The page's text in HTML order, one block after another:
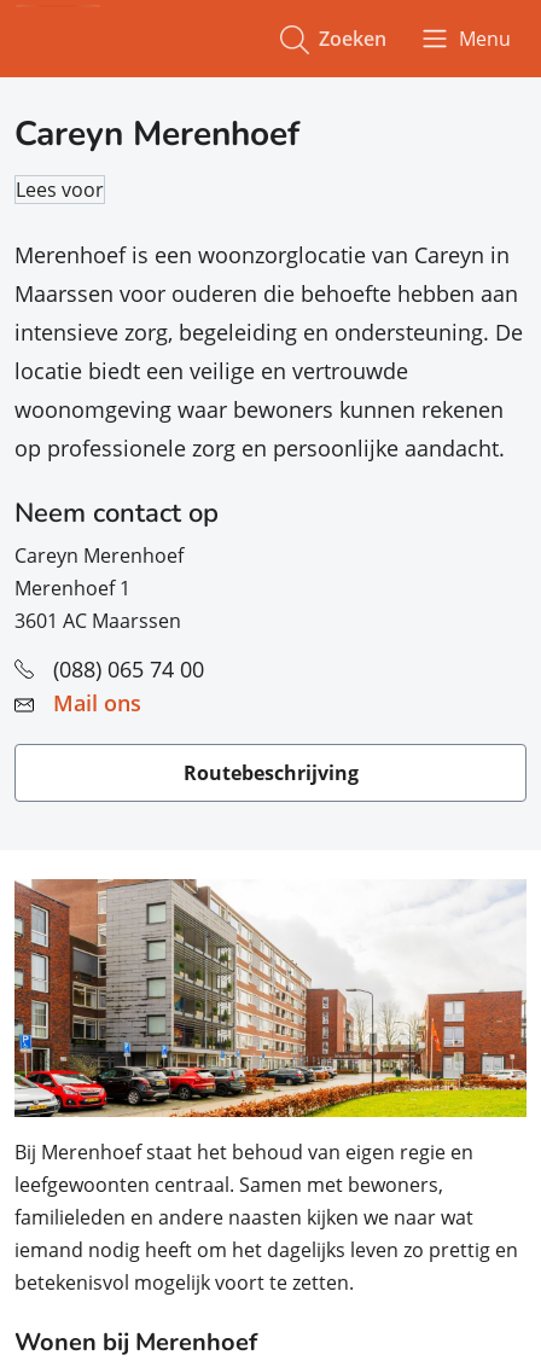
Zoeken Menu
Careyn Merenhoef
Lees voor
Merenhoef is een woonzorglocatie van Careyn in
Maarssen voor ouderen die behoefte hebben aan
intensieve zorg, begeleiding en ondersteuning. De
locatie biedt een veilige en vertrouwde
woonomgeving waar bewoners kunnen rekenen
op professionele zorg en persoonlijke aandacht.
Neem contact op
Careyn Merenhoef
Merenhoef 1
3601 AC Maarssen
(088) 065 74 00
Mail ons
Routebeschrijving
Bij Merenhoef staat het behoud van eigen regie en
leefgewoonten centraal. Samen met bewoners,
familieleden en andere naasten kijken we naar wat
iemand nodig heeft om het dagelijks leven zo prettig en
betekenisvol mogelijk voort te zetten.
Wonen bij Merenhoef